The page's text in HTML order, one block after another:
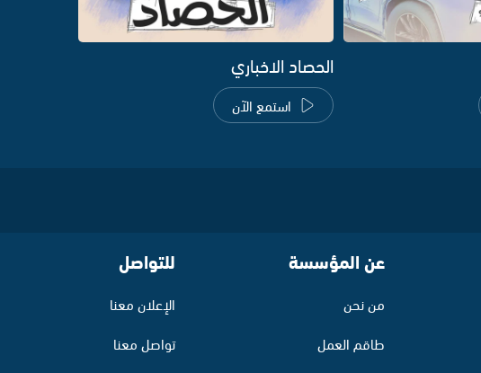
الحصاد الاخباري
استمع الآن
عن المؤسسة
من نحن
طاقم العمل
للتواصل
الإعلان معنا
تواصل معنا